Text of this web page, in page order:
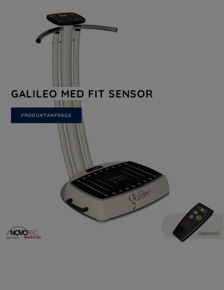
GALILEO MED FIT SENSOR
PRODUKTANFRAGE